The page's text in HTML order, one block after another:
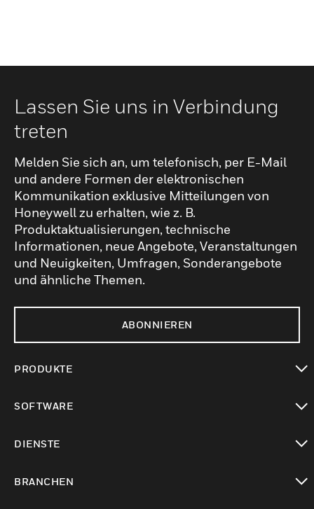
Lassen Sie uns in Verbindung
treten
Melden Sie sich an, um telefonisch, per E-Mail
und andere Formen der elektronischen
Kommunikation exklusive Mitteilungen von
Honeywell zu erhalten, wie z. B.
Produktaktualisierungen, technische
Informationen, neue Angebote, Veranstaltungen
und Neuigkeiten, Umfragen, Sonderangebote
und ähnliche Themen.
ABONNIEREN
PRODUKTE
SOFTWARE
DIENSTE
BRANCHEN